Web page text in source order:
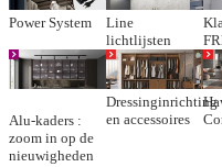
Power System
Line
lichtlijsten
Alu-kaders :
zoom in op de
nieuwigheden
Dressinginrichting
en accessoires